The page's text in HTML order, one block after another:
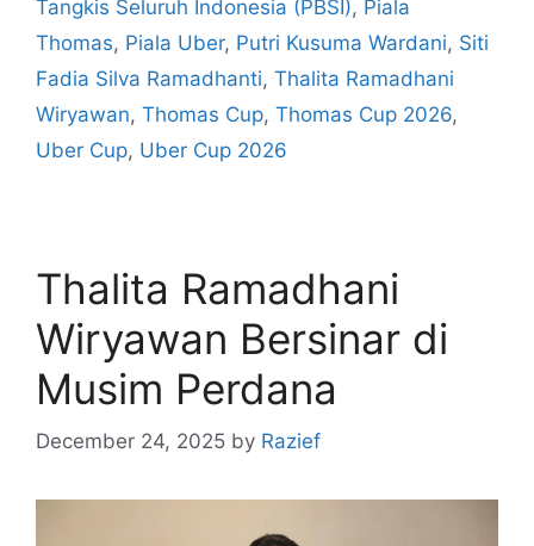
Tangkis Seluruh Indonesia (PBSI), Piala
Thomas, Piala Uber, Putri Kusuma Wardani, Siti
Fadia Silva Ramadhanti, Thalita Ramadhani
Wiryawan, Thomas Cup, Thomas Cup 2026,
Uber Cup, Uber Cup 2026
Thalita Ramadhani
Wiryawan Bersinar di
Musim Perdana
December 24, 2025 by Razief